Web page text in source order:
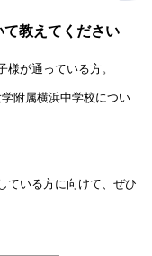
教えてください
が通っている方。
附属横浜中学校につい
ている方に向けて、ぜひ